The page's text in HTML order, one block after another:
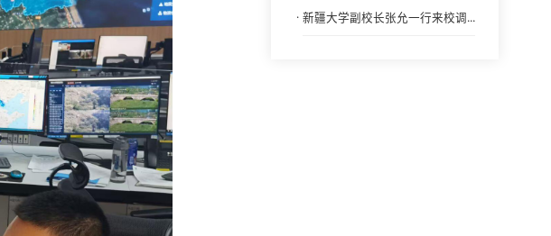
· 新疆大学副校长张允一行来校调...